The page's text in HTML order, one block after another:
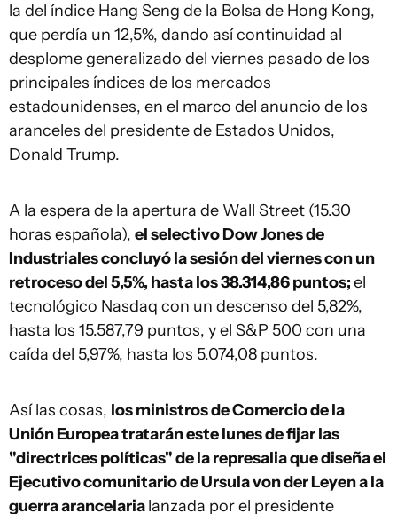
la del índice Hang Seng de la Bolsa de Hong Kong,
que perdía un 12,5%, dando así continuidad al
desplome generalizado del viernes pasado de los
principales índices de los mercados
estadounidenses, en el marco del anuncio de los
aranceles del presidente de Estados Unidos,
Donald Trump.
A la espera de la apertura de Wall Street (15.30
horas española), el selectivo Dow Jones de
Industriales concluyó la sesión del viernes con un
retroceso del 5,5%, hasta los 38.314,86 puntos;el
tecnológico Nasdaq con un descenso del 5,82%,
hasta los 15.587,79 puntos, y el S&P 500 con una
caída del 5,97%, hasta los 5.074,08 puntos.
Así las cosas, los ministros de Comercio de la
Unión Europea tratarán este lunes de fijar las
"directrices políticas" de la represalia que diseña el
Ejecutivo comunitario de Ursula von der Leyen a la
guerra arancelarialanzada por el presidente